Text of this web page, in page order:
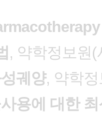
, 약학정보원
궤양, 약학
용에 대한